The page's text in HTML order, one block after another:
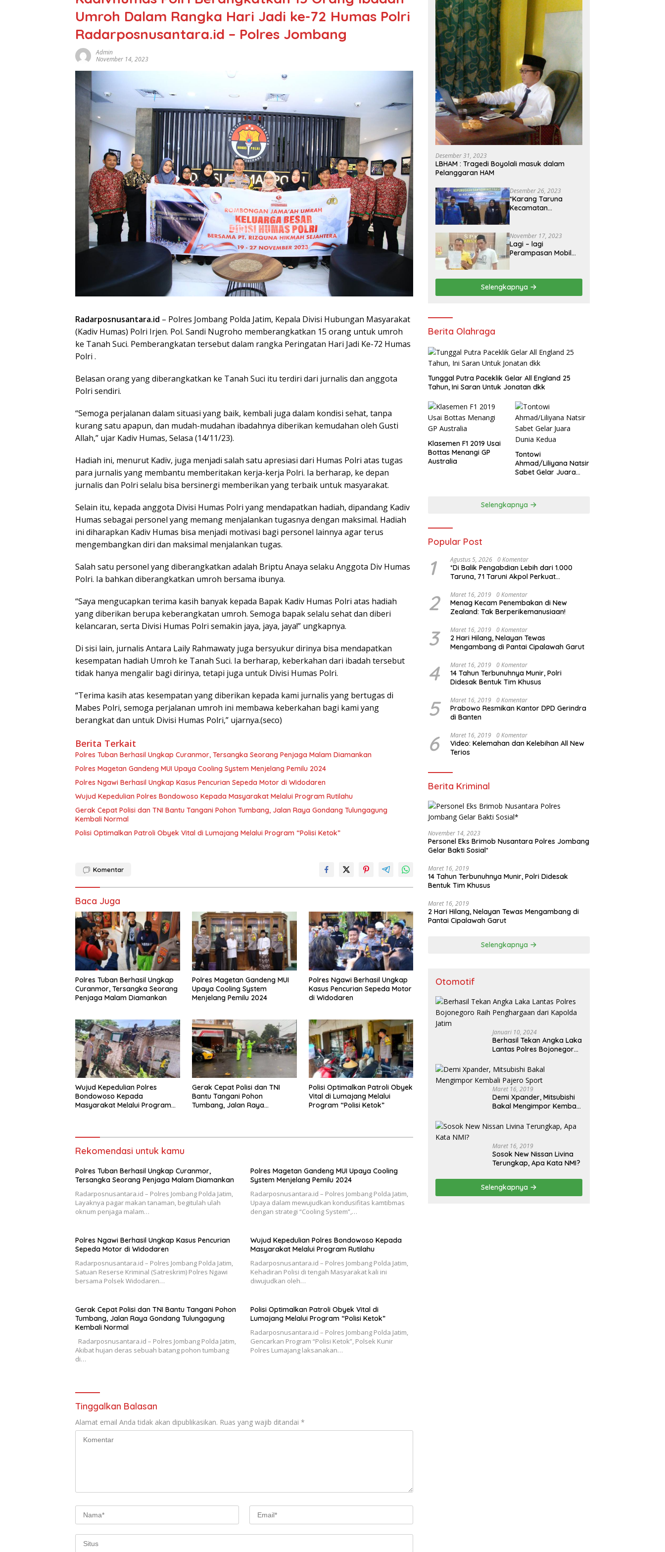
Umroh Dalam Rangka Hari Jadi ke-72 Humas Polri
Radarposnusantara.id – Polres Jombang
Admin
November 14, 2023
Radarposnusantara.id – Polres Jombang Polda Jatim, Kepala Divisi Hubungan Masyarakat
(Kadiv Humas) Polri Irjen. Pol. Sandi Nugroho memberangkatkan 15 orang untuk umroh
ke Tanah Suci. Pemberangkatan tersebut dalam rangka Peringatan Hari Jadi Ke-72 Humas
Polri .
Belasan orang yang diberangkatkan ke Tanah Suci itu terdiri dari jurnalis dan anggota
Polri sendiri.
“Semoga perjalanan dalam situasi yang baik, kembali juga dalam kondisi sehat, tanpa
kurang satu apapun, dan mudah-mudahan ibadahnya diberikan kemudahan oleh Gusti
Allah,” ujar Kadiv Humas, Selasa (14/11/23).
Hadiah ini, menurut Kadiv, juga menjadi salah satu apresiasi dari Humas Polri atas tugas
para jurnalis yang membantu memberitakan kerja-kerja Polri. Ia berharap, ke depan
jurnalis dan Polri selalu bisa bersinergi memberikan yang terbaik untuk masyarakat.
Selain itu, kepada anggota Divisi Humas Polri yang mendapatkan hadiah, dipandang Kadiv
Humas sebagai personel yang memang menjalankan tugasnya dengan maksimal. Hadiah
ini diharapkan Kadiv Humas bisa menjadi motivasi bagi personel lainnya agar terus
mengembangkan diri dan maksimal menjalankan tugas.
Salah satu personel yang diberangkatkan adalah Briptu Anaya selaku Anggota Div Humas
Polri. Ia bahkan diberangkatkan umroh bersama ibunya.
“Saya mengucapkan terima kasih banyak kepada Bapak Kadiv Humas Polri atas hadiah
yang diberikan berupa keberangkatan umroh. Semoga bapak selalu sehat dan diberi
kelancaran, serta Divisi Humas Polri semakin jaya, jaya, jaya!” ungkapnya.
Di sisi lain, jurnalis Antara Laily Rahmawaty juga bersyukur dirinya bisa mendapatkan
kesempatan hadiah Umroh ke Tanah Suci. Ia berharap, keberkahan dari ibadah tersebut
tidak hanya mengalir bagi dirinya, tetapi juga untuk Divisi Humas Polri.
“Terima kasih atas kesempatan yang diberikan kepada kami jurnalis yang bertugas di
Mabes Polri, semoga perjalanan umroh ini membawa keberkahan bagi kami yang
berangkat dan untuk Divisi Humas Polri,” ujarnya.(seco)
Berita Terkait
Polres Tuban Berhasil Ungkap Curanmor, Tersangka Seorang Penjaga Malam Diamankan
Polres Magetan Gandeng MUI Upaya Cooling System Menjelang Pemilu 2024
Polres Ngawi Berhasil Ungkap Kasus Pencurian Sepeda Motor di Widodaren
Wujud Kepedulian Polres Bondowoso Kepada Masyarakat Melalui Program Rutilahu
Gerak Cepat Polisi dan TNI Bantu Tangani Pohon Tumbang, Jalan Raya Gondang Tulungagung
Kembali Normal
Polisi Optimalkan Patroli Obyek Vital di Lumajang Melalui Program “Polisi Ketok”
Komentar
Baca Juga
Polres Tuban Berhasil Ungkap
Curanmor, Tersangka Seorang
Penjaga Malam Diamankan
Polres Magetan Gandeng MUI
Upaya Cooling System
Menjelang Pemilu 2024
Polres Ngawi Berhasil Ungkap
Kasus Pencurian Sepeda Motor
di Widodaren
Wujud Kepedulian Polres
Bondowoso Kepada
Masyarakat Melalui Program
Gerak Cepat Polisi dan TNI
Bantu Tangani Pohon
Tumbang, Jalan Raya
Polisi Optimalkan Patroli Obyek
Vital di Lumajang Melalui
Program “Polisi Ketok”
Rekomendasi untuk kamu
Polres Tuban Berhasil Ungkap Curanmor,
Tersangka Seorang Penjaga Malam Diamankan
Radarposnusantara.id – Polres Jombang Polda Jatim,
Layaknya pagar makan tanaman, begitulah ulah
oknum penjaga malam…
Polres Magetan Gandeng MUI Upaya Cooling
System Menjelang Pemilu 2024
Radarposnusantara.id – Polres Jombang Polda Jatim,
Upaya dalam mewujudkan kondusifitas kamtibmas
dengan strategi “Cooling System”,…
Polres Ngawi Berhasil Ungkap Kasus Pencurian
Sepeda Motor di Widodaren
Radarposnusantara.id – Polres Jombang Polda Jatim,
Satuan Reserse Kriminal (Satreskrim) Polres Ngawi
bersama Polsek Widodaren…
Wujud Kepedulian Polres Bondowoso Kepada
Masyarakat Melalui Program Rutilahu
Radarposnusantara.id – Polres Jombang Polda Jatim,
Kehadiran Polisi di tengah Masyarakat kali ini
diwujudkan oleh…
Gerak Cepat Polisi dan TNI Bantu Tangani Pohon
Tumbang, Jalan Raya Gondang Tulungagung
Kembali Normal
Radarposnusantara.id – Polres Jombang Polda Jatim,
Akibat hujan deras sebuah batang pohon tumbang
di…
Polisi Optimalkan Patroli Obyek Vital di
Lumajang Melalui Program “Polisi Ketok”
Radarposnusantara.id – Polres Jombang Polda Jatim,
Gencarkan Program “Polisi Ketok”, Polsek Kunir
Polres Lumajang laksanakan…
Tinggalkan Balasan
Alamat email Anda tidak akan dipublikasikan. Ruas yang wajib ditandai *
Desember 31, 2023
LBHAM : Tragedi Boyolali masuk dalam
Pelanggaran HAM
Desember 26, 2023
*Karang Taruna
Kecamatan
Pelatihan Personal
Branding
Kepemudaan*
November 17, 2023
Lagi – lagi
Perampasan Mobil
Selengkapnya
Berita Olahraga
Tunggal Putra Paceklik Gelar All England 25
Tahun, Ini Saran Untuk Jonatan dkk
Klasemen F1 2019 Usai
Bottas Menangi GP
Australia
Tontowi
Ahmad/Liliyana Natsir
Sabet Gelar Juara
Selengkapnya
Popular Post
1 Agustus 5, 2026 0 Komentar
*Di Balik Pengabdian Lebih dari 1.000
Taruna, 71 Taruni Akpol Perkuat
Rakyat*
2 Maret 16, 2019 0 Komentar
Menag Kecam Penembakan di New
Zealand: Tak Berperikemanusiaan!
3 Maret 16, 2019 0 Komentar
2 Hari Hilang, Nelayan Tewas
Mengambang di Pantai Cipalawah Garut
4 Maret 16, 2019 0 Komentar
14 Tahun Terbunuhnya Munir, Polri
Didesak Bentuk Tim Khusus
5 Maret 16, 2019 0 Komentar
Prabowo Resmikan Kantor DPD Gerindra
di Banten
6 Maret 16, 2019 0 Komentar
Video: Kelemahan dan Kelebihan All New
Terios
Berita Kriminal
November 14, 2023
Personel Eks Brimob Nusantara Polres Jombang
Gelar Bakti Sosial*
Maret 16, 2019
14 Tahun Terbunuhnya Munir, Polri Didesak
Bentuk Tim Khusus
Maret 16, 2019
2 Hari Hilang, Nelayan Tewas Mengambang di
Pantai Cipalawah Garut
Selengkapnya
Otomotif
Januari 10, 2024
Berhasil Tekan Angka Laka
Lantas Polres Bojonegoro
Kapolda Jatim
Maret 16, 2019
Demi Xpander, Mitsubishi
Bakal Mengimpor Kembali
Maret 16, 2019
Sosok New Nissan Livina
Terungkap, Apa Kata NMI?
Selengkapnya